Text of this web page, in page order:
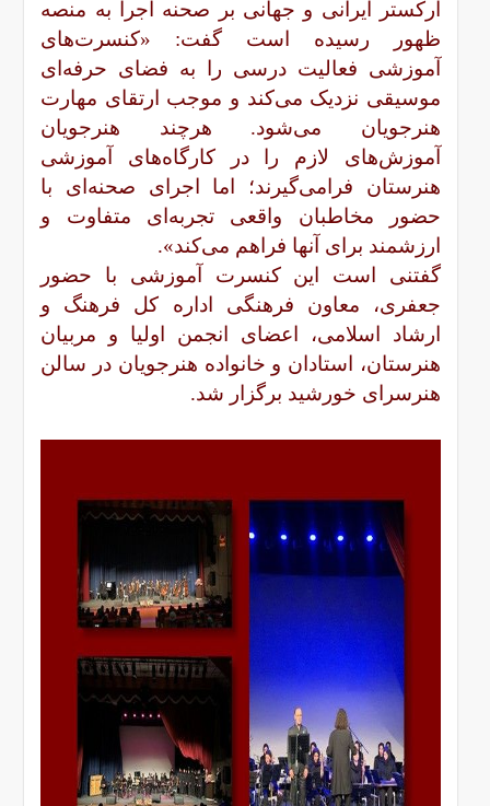
ارکستر ایرانی و جهانی بر صحنه اجرا به منصه
ظهور رسیده است گفت: «کنسرت‌های
آموزشی فعالیت درسی را به فضای حرفه‌ای
موسیقی نزدیک می‌کند و موجب ارتقای مهارت
هنرجویان می‌شود. هرچند هنرجویان
آموزش‌های لازم را در کارگاه‌های آموزشی
هنرستان فرامی‌گیرند؛ اما اجرای صحنه‌ای با
حضور مخاطبان واقعی تجربه‌ای متفاوت و
ارزشمند برای آنها فراهم می‌کند».
گفتنی است این کنسرت آموزشی با حضور
جعفری، معاون فرهنگی اداره کل فرهنگ و
ارشاد اسلامی، اعضای انجمن اولیا و مربیان
هنرستان، استادان و خانواده هنرجویان در سالن
هنرسرای خورشید برگزار شد.